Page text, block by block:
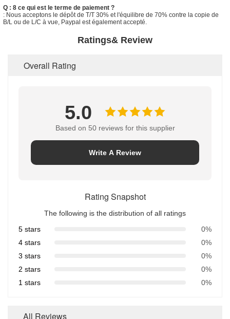
Q : 8 ce qui est le terme de paiement ?
: Nous acceptons le dépôt de T/T 30% et l'équilibre de 70% contre la copie de
B/L ou de L/C à vue, Paypal est également accepté.
Ratings& Review
Overall Rating
5.0
Based on 50 reviews for this supplier
Write A Review
Rating Snapshot
The following is the distribution of all ratings
5 stars
0%
4 stars
0%
3 stars
0%
2 stars
0%
1 stars
0%
All Reviews